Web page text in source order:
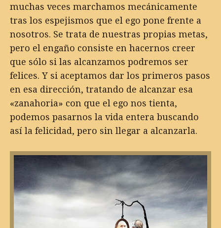
muchas veces marchamos mecánicamente
tras los espejismos que el ego pone frente a
nosotros. Se trata de nuestras propias metas,
pero el engaño consiste en hacernos creer
que sólo si las alcanzamos podremos ser
felices. Y si aceptamos dar los primeros pasos
en esa dirección, tratando de alcanzar esa
«zanahoria» con que el ego nos tienta,
podemos pasarnos la vida entera buscando
así la felicidad, pero sin llegar a alcanzarla.